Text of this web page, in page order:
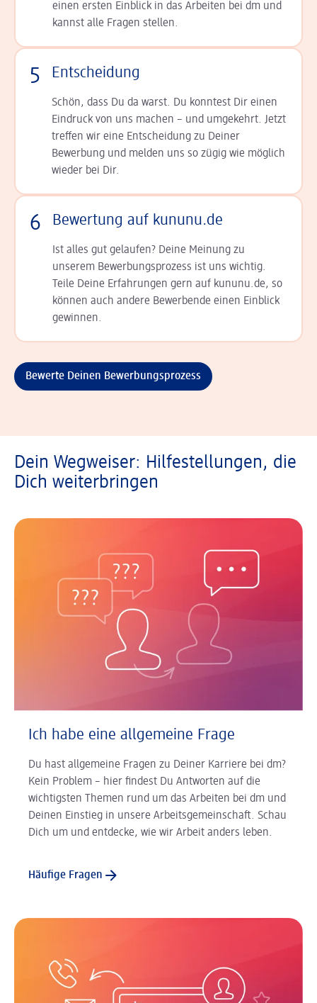
einen ersten Einblick in das Arbeiten bei dm und
kannst alle Fragen stellen.
5 Entscheidung
Schön, dass Du da warst. Du konntest Dir einen
Ein­druck von uns machen – und umgekehrt. Jetzt
tref­fen wir eine Entscheidung zu Deiner
Bewerbung und melden uns so zügig wie möglich
wieder bei Dir.
6 Bewertung auf kununu.de
Ist alles gut gelaufen? Deine Meinung zu
unserem Bewerbungsprozess ist uns wichtig.
Teile Deine Erfahrungen gern auf kununu.de, so
können auch andere Bewerbende einen Einblick
gewinnen.
Bewerte Deinen Bewerbungsprozess
Dein Wegweiser: Hilfestellungen, die
Dich weiterbringen
Ich habe eine allgemeine Frage
Du hast allgemeine Fragen zu Deiner Karriere bei dm?
Kein Problem – hier findest Du Antworten auf die
wichtigsten Themen rund um das Arbeiten bei dm und
Deinen Einstieg in unsere Arbeitsgemeinschaft. Schau
Dich um und entdecke, wie wir Arbeit anders leben.
Häufige Fragen